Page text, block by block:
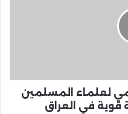
لعلماء المسلمين
في العراق